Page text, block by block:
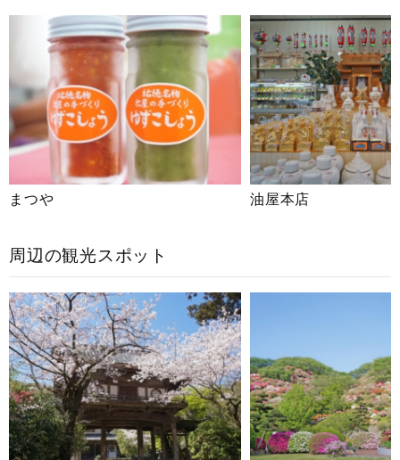
まつや 油屋本店
周辺の観光スポット